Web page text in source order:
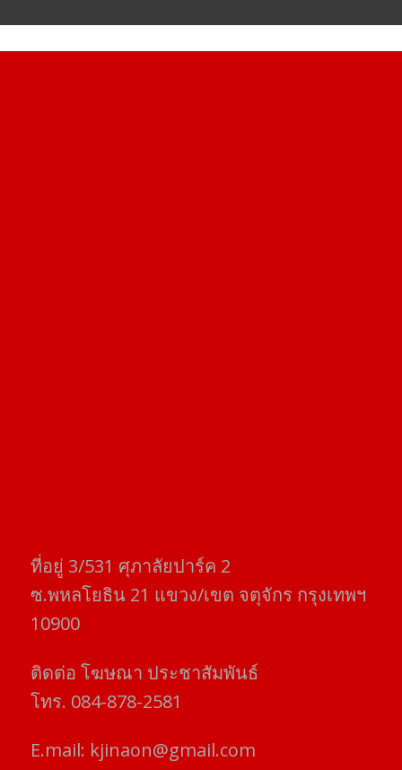
ที่อยู่​ 3/531​ ศุภาลัยปาร์ค​ 2
ซ.พหลโยธิน​ 21​ แขวง/เขต​ จตุจักร​ กรุงเทพฯ
10900
ติดต่อ​ โฆษณา​ ประชาสัมพันธ์
โทร​. 084-878-2581
E.mail: kjinaon@gmail.com